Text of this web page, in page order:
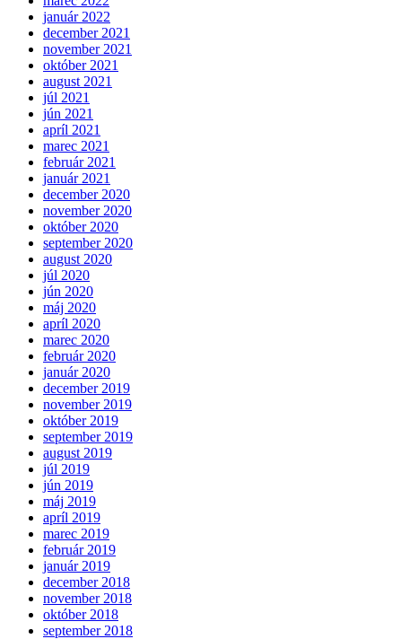
január 2022
december 2021
november 2021
október 2021
august 2021
júl 2021
jún 2021
apríl 2021
marec 2021
február 2021
január 2021
december 2020
november 2020
október 2020
september 2020
august 2020
júl 2020
jún 2020
máj 2020
apríl 2020
marec 2020
február 2020
január 2020
december 2019
november 2019
október 2019
september 2019
august 2019
júl 2019
jún 2019
máj 2019
apríl 2019
marec 2019
február 2019
január 2019
december 2018
november 2018
október 2018
september 2018